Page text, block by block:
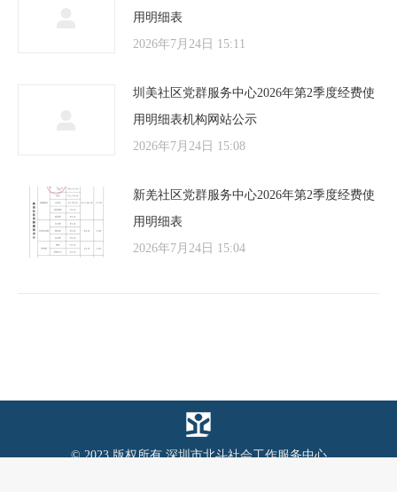
用明细表
2026年7月24日 15:11
圳美社区党群服务中心2026年第2季度经费使
用明细表机构网站公示
2026年7月24日 15:08
新羌社区党群服务中心2026年第2季度经费使
用明细表
2026年7月24日 15:04
© 2023 版权所有 深圳市北斗社会工作服务中心